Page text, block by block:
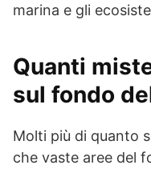
marina e gli
Quanti
sul fondo
Molti più di quanto
che vaste aree del